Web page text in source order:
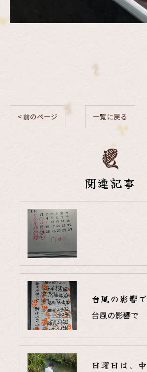
< 前のページ 一覧に戻る
関連記事
台風の影響で
台風の影響で